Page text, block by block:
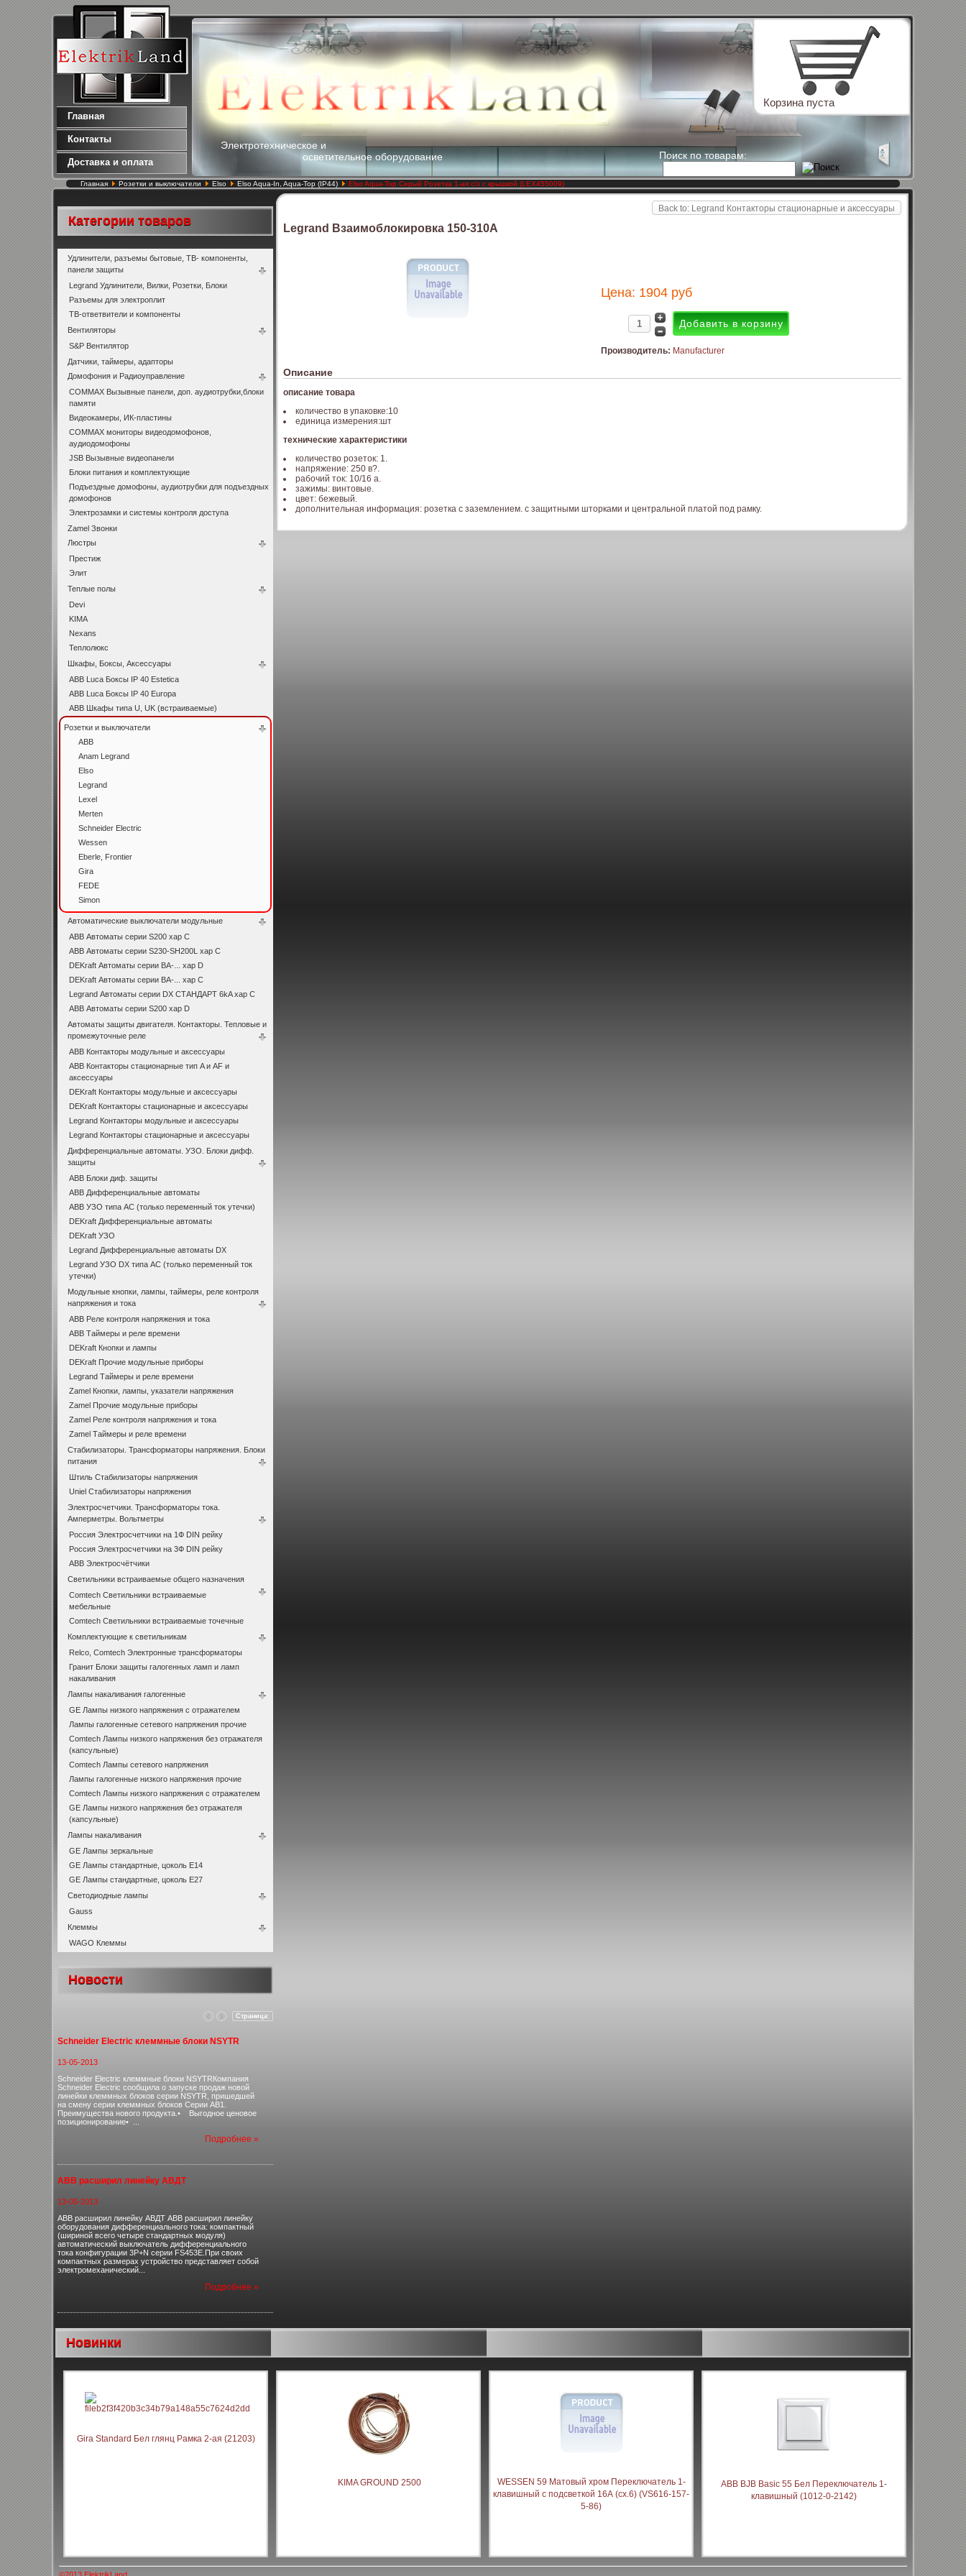
Главная
Контакты
Доставка и оплата
Корзина пуста
Электротехническое и
осветительное оборудование
Поиск по товарам:
Главная Розетки и выключатели Elso Elso Aqua-In, Aqua-Top (IP44) Elso Aqua-Top Серый Розетка 1-ая с/з с крышкой (LEX455009)
Категории товаров
Удлинители, разъемы бытовые, ТВ- компоненты,
панели защиты
Legrand Удлинители, Вилки, Розетки, Блоки
Разъемы для электроплит
ТВ-ответвители и компоненты
Вентиляторы
S&P Вентилятор
Датчики, таймеры, адапторы
Домофония и Радиоуправление
COMMAX Вызывные панели, доп. аудиотрубки,блоки
памяти
Видеокамеры, ИК-пластины
COMMAX мониторы видеодомофонов,
аудиодомофоны
JSB Вызывные видеопанели
Блоки питания и комплектующие
Подъездные домофоны, аудиотрубки для подъездных
домофонов
Электрозамки и системы контроля доступа
Zamel Звонки
Люстры
Престиж
Элит
Теплые полы
Devi
KIMA
Nexans
Теплолюкс
Шкафы, Боксы, Аксессуары
ABB Luca Боксы IP 40 Estetica
ABB Luca Боксы IP 40 Europa
ABB Шкафы типа U, UK (встраиваемые)
Розетки и выключатели
ABB
Anam Legrand
Elso
Legrand
Lexel
Merten
Schneider Electric
Wessen
Eberle, Frontier
Gira
FEDE
Simon
Автоматические выключатели модульные
ABB Автоматы серии S200 хар C
ABB Автоматы серии S230-SH200L хар С
DEKraft Автоматы серии ВА-... хар D
DEKraft Автоматы серии ВА-... хар С
Legrand Автоматы серии DX СТАНДАРТ 6kA хар C
ABB Автоматы серии S200 хар D
Автоматы защиты двигателя. Контакторы. Тепловые и
промежуточные реле
ABB Контакторы модульные и аксессуары
ABB Контакторы стационарные тип A и AF и
аксессуары
DEKraft Контакторы модульные и аксессуары
DEKraft Контакторы стационарные и аксессуары
Legrand Контакторы модульные и аксессуары
Legrand Контакторы стационарные и аксессуары
Дифференциальные автоматы. УЗО. Блоки дифф.
защиты
ABB Блоки диф. защиты
ABB Дифференциальные автоматы
ABB УЗО типа АС (только переменный ток утечки)
DEKraft Дифференциальные автоматы
DEKraft УЗО
Legrand Дифференциальные автоматы DX
Legrand УЗО DX типа АС (только переменный ток
утечки)
Модульные кнопки, лампы, таймеры, реле контроля
напряжения и тока
ABB Реле контроля напряжения и тока
ABB Таймеры и реле времени
DEKraft Кнопки и лампы
DEKraft Прочие модульные приборы
Legrand Таймеры и реле времени
Zamel Кнопки, лампы, указатели напряжения
Zamel Прочие модульные приборы
Zamel Реле контроля напряжения и тока
Zamel Таймеры и реле времени
Стабилизаторы. Трансформаторы напряжения. Блоки
питания
Штиль Стабилизаторы напряжения
Uniel Стабилизаторы напряжения
Электросчетчики. Трансформаторы тока.
Амперметры. Вольтметры
Россия Электросчетчики на 1Ф DIN рейку
Россия Электросчетчики на 3Ф DIN рейку
ABB Электросчётчики
Светильники встраиваемые общего назначения
Comtech Светильники встраиваемые
мебельные
Comtech Светильники встраиваемые точечные
Комплектующие к светильникам
Relco, Comtech Электронные трансформаторы
Гранит Блоки защиты галогенных ламп и ламп
накаливания
Лампы накаливания галогенные
GE Лампы низкого напряжения с отражателем
Лампы галогенные сетевого напряжения прочие
Comtech Лампы низкого напряжения без отражателя
(капсульные)
Comtech Лампы сетевого напряжения
Лампы галогенные низкого напряжения прочие
Comtech Лампы низкого напряжения с отражателем
GE Лампы низкого напряжения без отражателя
(капсульные)
Лампы накаливания
GE Лампы зеркальные
GE Лампы стандартные, цоколь Е14
GE Лампы стандартные, цоколь Е27
Светодиодные лампы
Gauss
Клеммы
WAGO Клеммы
Новости
Страница:
Schneider Electric клеммные блоки NSYTR
13-05-2013
Schneider Electric клеммные блоки NSYTRКомпания
Schneider Electric сообщила о запуске продаж новой
линейки клеммных блоков серии NSYTR, пришедшей
на смену серии клеммных блоков Серии AB1.
Преимущества нового продукта.• Выгодное ценовое
позиционирование• ...
Подробнее »
ABB расширил линейку АВДТ
13-05-2013
ABB расширил линейку АВДТ ABB расширил линейку
оборудования дифференциального тока: компактный
(шириной всего четыре стандартных модуля)
автоматический выключатель дифференциального
тока конфигурации 3P+N серии FS453E.При своих
компактных размерах устройство представляет собой
электромеханический...
Подробнее »
Back to: Legrand Контакторы стационарные и аксессуары
Legrand Взаимоблокировка 150-310А
Цена: 1904 руб
Производитель: Manufacturer
Описание
описание товара
количество в упаковке:10
единица измерения:шт
технические характеристики
количество розеток: 1.
напряжение: 250 в?.
рабочий ток: 10/16 а.
зажимы: винтовые.
цвет: бежевый.
дополнительная информация: розетка с заземлением. с защитными шторками и центральной платой под рамку.
Новинки
Gira Standard Бел глянц Рамка 2-ая (21203)
KIMA GROUND 2500
WESSEN 59 Матовый хром Переключатель 1-
клавишный с подсветкой 16А (сх.6) (VS616-157-
5-86)
ABB BJB Basic 55 Бел Переключатель 1-
клавишный (1012-0-2142)